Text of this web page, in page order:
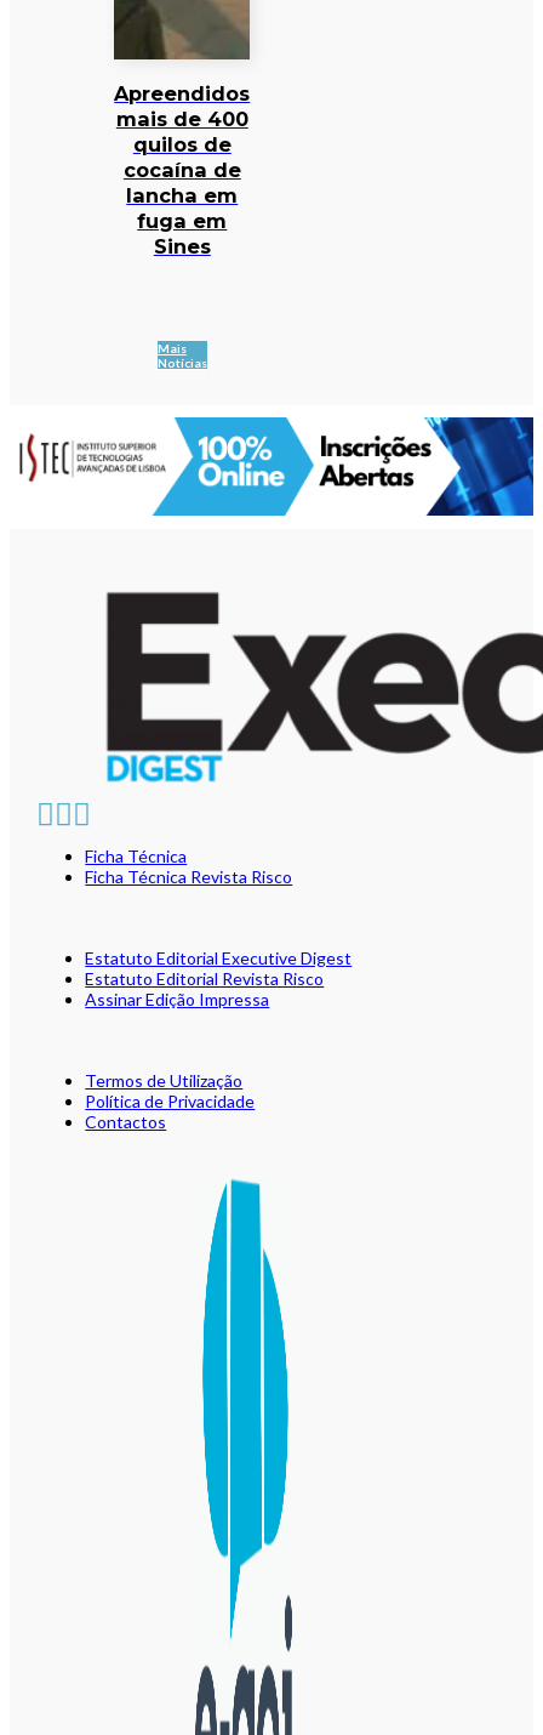
Apreendidos
mais de 400
quilos de
cocaína de
lancha em
fuga em
Sines
Mais
Notícias
Ficha Técnica
Ficha Técnica Revista Risco
Estatuto Editorial Executive Digest
Estatuto Editorial Revista Risco
Assinar Edição Impressa
Termos de Utilização
Política de Privacidade
Contactos